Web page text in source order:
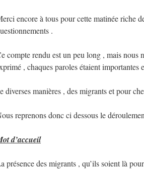
encore à tous pour cette matinée riche
.
compte rendu est un peu long , mais nous
, chaques paroles étaient
diverses manières , des migrants et pour
reprenons donc ci dessous le
d’accueil
présence des migrants , qu’ils soient là